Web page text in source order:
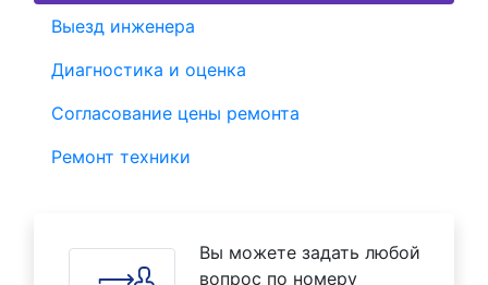
Выезд инженера
Диагностика и оценка
Согласование цены ремонта
Ремонт техники
Вы можете задать любой
вопрос по номеру